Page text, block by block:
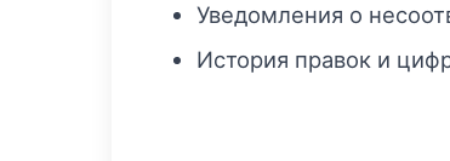
Уведомления о
История правок и